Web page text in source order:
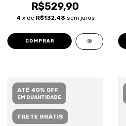
R$529,90
4 x de R$132,48 sem juros
COMPRAR
ATÉ 40% OFF
EM QUANTIDADE
FRETE GRÁTIS